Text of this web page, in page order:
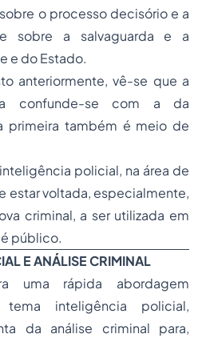
o processo decisório e a
sobre a salvaguarda e a
e do Estado.
anteriormente, vê-se que a
confunde-se com a da
primeira também é meio de
policial, na área de
estar voltada, especialmente,
criminal, a ser utilizada em
público.
E ANÁLISE CRIMINAL
uma rápida abordagem
inteligência policial,
da análise criminal para,